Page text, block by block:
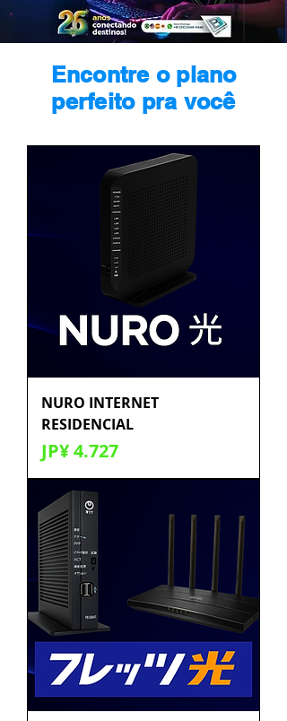
Encontre o plano
perfeito pra você
NURO INTERNET
RESIDENCIAL
Preço
JP¥ 4.727